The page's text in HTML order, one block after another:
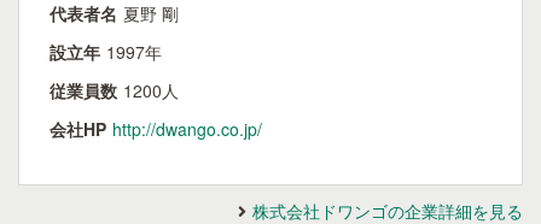
代表者名 夏野 剛
設立年 1997年
従業員数 1200人
会社HP http://dwango.co.jp/
株式会社ドワンゴの企業詳細を見る